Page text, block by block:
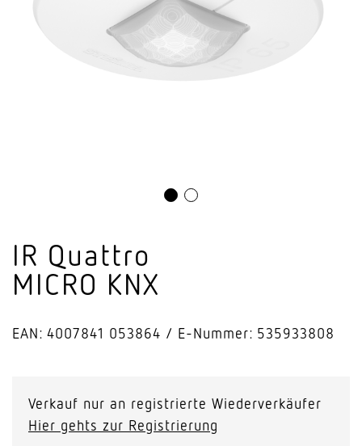
IR Quattro
MICRO KNX
EAN: 4007841 053864 E-Nummer: 535933808
Verkauf nur an registrierte Wiederverkäufer
Hier gehts zur Registrierung